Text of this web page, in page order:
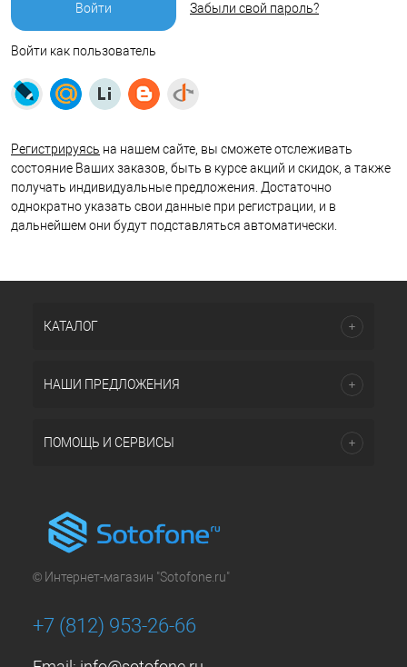
Забыли свой пароль?
Войти как пользователь
Регистрируясь на нашем сайте, вы сможете отслеживать
состояние Ваших заказов, быть в курсе акций и скидок, а также
получать индивидуальные предложения. Достаточно
однократно указать свои данные при регистрации, и в
дальнейшем они будут подставляться автоматически.
КАТАЛОГ
НАШИ ПРЕДЛОЖЕНИЯ
ПОМОЩЬ И СЕРВИСЫ
© Интернет-магазин "Sotofone.ru"
+7 (812) 953-26-66